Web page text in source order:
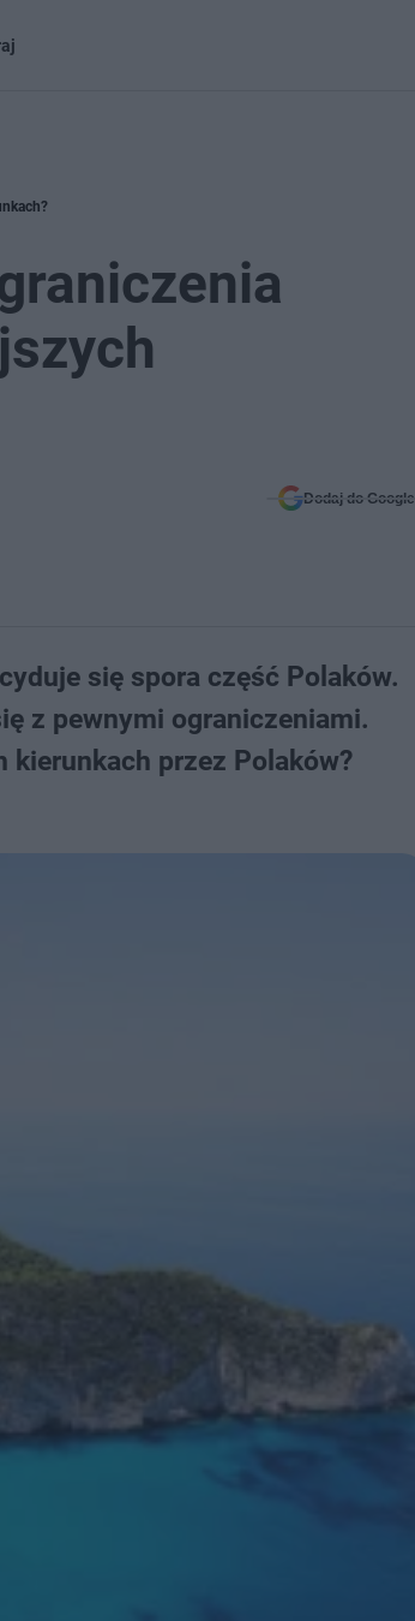
Dodaj do Google
się spora część Polaków.
z pewnymi ograniczeniami.
przez Polaków?